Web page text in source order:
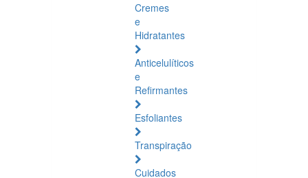
Cremes
e
Hidratantes
Anticelulíticos
e
Refirmantes
Esfoliantes
Transpiração
Cuidados